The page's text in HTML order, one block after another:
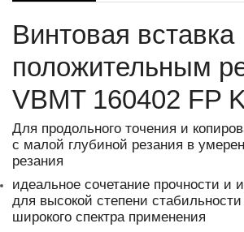
Винтовая вставка
положительным
VBMT 160402 FP
Для продольного точения и
с малой глубиной резания в
резания
идеальное сочетание прочности и
для высокой степени
широкого спектра применения